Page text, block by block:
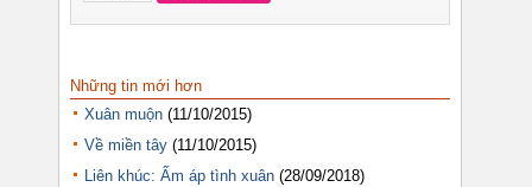
Những tin mới hơn
Xuân muộn (11/10/2015)
Về miền tây (11/10/2015)
Liên khúc: Ấm áp tình xuân (28/09/2018)